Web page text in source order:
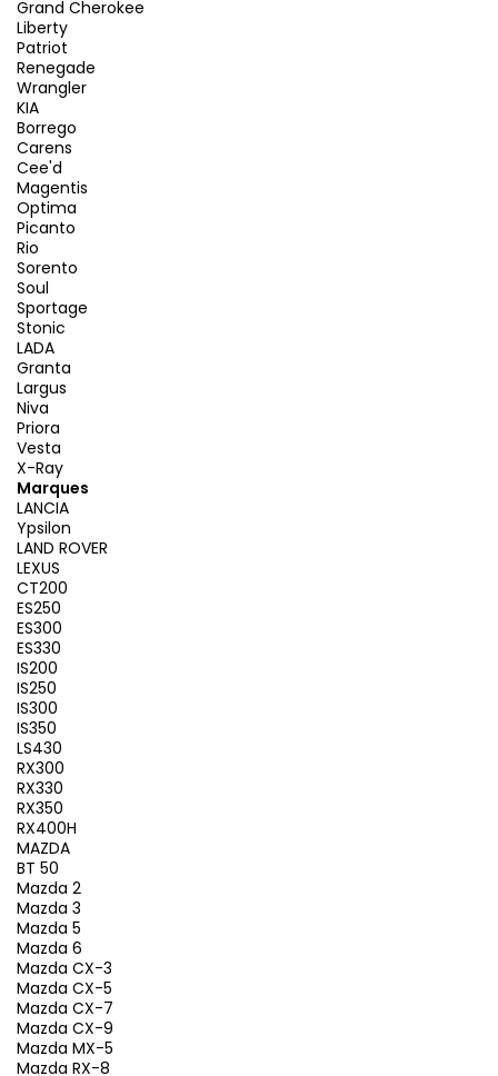
Grand Cherokee
Liberty
Patriot
Renegade
Wrangler
KIA
Borrego
Carens
Cee'd
Magentis
Optima
Picanto
Rio
Sorento
Soul
Sportage
Stonic
LADA
Granta
Largus
Niva
Priora
Vesta
X-Ray
Marques
LANCIA
Ypsilon
LAND ROVER
LEXUS
CT200
ES250
ES300
ES330
IS200
IS250
IS300
IS350
LS430
RX300
RX330
RX350
RX400H
MAZDA
BT 50
Mazda 2
Mazda 3
Mazda 5
Mazda 6
Mazda CX-3
Mazda CX-5
Mazda CX-7
Mazda CX-9
Mazda MX-5
Mazda RX-8